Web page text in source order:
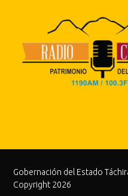
Gobernación del Estado
Copyright 2026